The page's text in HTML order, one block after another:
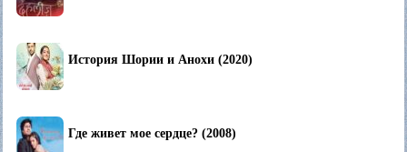
История Шории и Анохи (2020)
Где живет мое сердце? (2008)